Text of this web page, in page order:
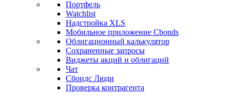
Откройте глобальную базу данных
Получить доступ
Инструментарий
Портфель
Watchlist
Надстройка XLS
Мобильное приложение Cbonds
Облигационный калькулятор
Сохраненные запросы